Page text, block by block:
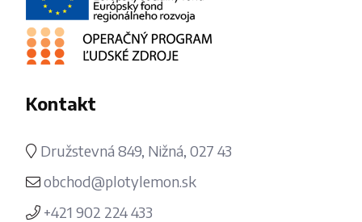
Kontakt
Družstevná 849, Nižná, 027 43
obchod@plotylemon.sk
+421 902 224 433